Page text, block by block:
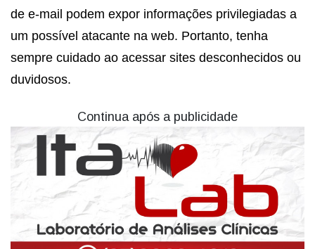
de e-mail podem expor informações privilegiadas a
um possível atacante na web. Portanto, tenha
sempre cuidado ao acessar sites desconhecidos ou
duvidosos.
Continua após a publicidade